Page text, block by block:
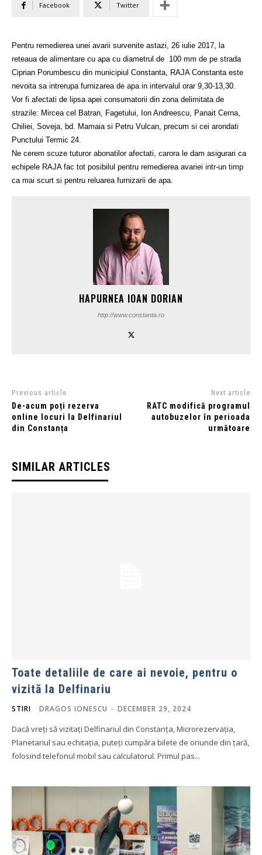
Facebook Twitter
Pentru remedierea unei avarii survenite astazi, 26 iulie 2017, la
reteaua de alimentare cu apa cu diametrul de 100 mm de pe strada
Ciprian Porumbescu din municipiul Constanta, RAJA Constanta este
nevoita sa intrerupa furnizarea de apa in intervalul orar 9,30-13,30.
Vor fi afectati de lipsa apei consumatorii din zona delimitata de
strazile: Mircea cel Batran, Fagetului, Ion Andreescu, Panait Cerna,
Chiliei, Soveja, bd. Mamaia si Petru Vulcan, precum si cei arondati
Punctului Termic 24.
Ne cerem scuze tuturor abonatilor afectati, carora le dam asigurari ca
echipele RAJA fac tot posibilul pentru remedierea avariei intr-un timp
ca mai scurt si pentru reluarea furnizarii de apa.
HAPURNEA IOAN DORIAN
http://www.constanta.ro
Previous article
De-acum poți rezerva
online locuri la Delfinariul
din Constanța
Next article
RATC modifică programul
autobuzelor în perioada
următoare
SIMILAR ARTICLES
Toate detaliile de care ai nevoie, pentru o
vizită la Delfinariu
STIRI DRAGOS IONESCU - DECEMBER 29, 2024
Dacă vreți să vizitați Delfinariul din Constanța, Microrezervația,
Planetariul sau echitația, puteți cumpăra bilete de oriunde din țară,
folosind telefonul mobil sau calculatorul. Primul pas...